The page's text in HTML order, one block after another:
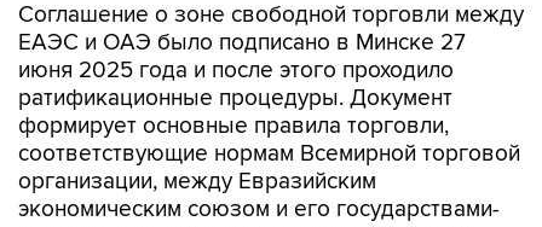
Соглашение о зоне свободной торговли между
ЕАЭС и ОАЭ было подписано в Минске 27
июня 2025 года и после этого проходило
ратификационные процедуры. Документ
формирует основные правила торговли,
соответствующие нормам Всемирной торговой
организации, между Евразийским
экономическим союзом и его государствами-